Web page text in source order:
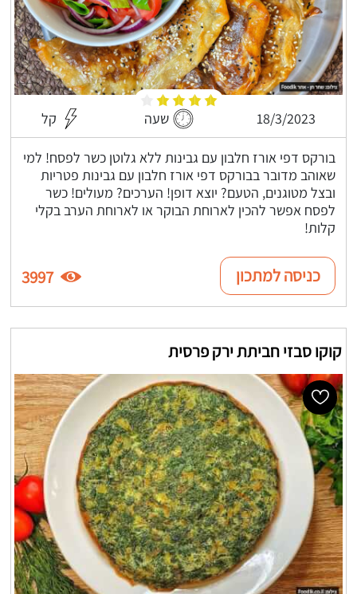
18/3/2023 שעה קל
בורקס דפי אורז חלבון עם גבינות ללא גלוטן כשר לפסח! למי
שאוהב מדובר בבורקס דפי אורז חלבון עם גבינות פטריות
ובצל מטוגנים, הטעם? יוצא דופן! הערכים? מעולים! כשר
לפסח אפשר להכין לארוחת הבוקר או לארוחת הערב בקלי
קלות!
כניסה למתכון 3997
קוקו סבזי חביתת ירק פרסית